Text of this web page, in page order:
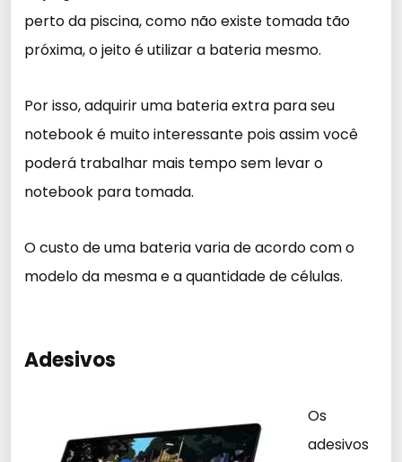
perto da piscina, como não existe tomada tão
próxima, o jeito é utilizar a bateria mesmo.
Por isso, adquirir uma bateria extra para seu
notebook é muito interessante pois assim você
poderá trabalhar mais tempo sem levar o
notebook para tomada.
O custo de uma bateria varia de acordo com o
modelo da mesma e a quantidade de células.
Adesivos
Os
adesivos